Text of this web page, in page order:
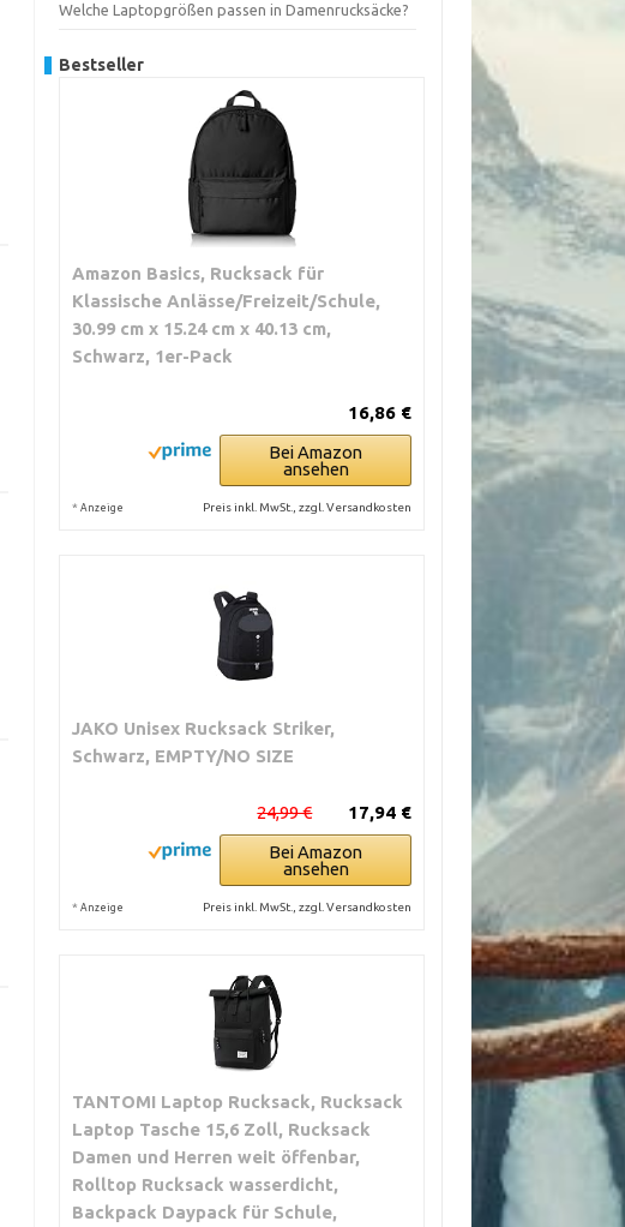
Welche Laptopgrößen passen in Damenrucksäcke?
Bestseller
Amazon Basics, Rucksack für
Klassische Anlässe/Freizeit/Schule,
30.99 cm x 15.24 cm x 40.13 cm,
Schwarz, 1er-Pack
16,86 €
Bei Amazon
ansehen
* Anzeige Preis inkl. MwSt., zzgl. Versandkosten
JAKO Unisex Rucksack Striker,
Schwarz, EMPTY/NO SIZE
17,94 €
24,99 €
Bei Amazon
ansehen
* Anzeige Preis inkl. MwSt., zzgl. Versandkosten
TANTOMI Laptop Rucksack, Rucksack
Laptop Tasche 15,6 Zoll, Rucksack
Damen und Herren weit öffenbar,
Rolltop Rucksack wasserdicht,
Backpack Daypack für Schule,